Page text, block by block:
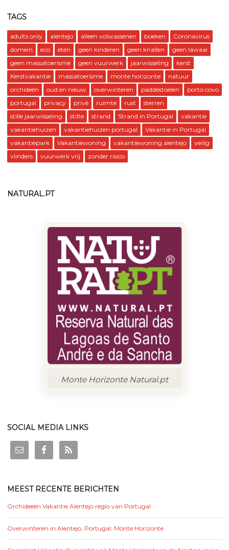
TAGS
adults only alentejo alleen volwassenen boeken
Coronavirus
domein
eco eten geen kinderen geen knallen
geen lawaai
geen massatoerisme
geen vuurwerk jaarwisseling
kerst
Kerstvakantie
massatoerisme monte horizonte
natuur
orchideën
oud en nieuw overwinteren paddestoelen
porto covo
portugal
privacy privé ruimte rust
sterren
stille jaarwisseling
stilte strand Strand in Portugal
vakantie
vakantiehuizen
vakantiehuizen portugal
Vakantie in Portugal
vakantiepark
Vakantiewoning vakantiewoning alentejo
veilig
vlinders
vuurwerk vrij zonder risico
NATURAL.PT
Monte Horizonte Natural.pt
SOCIAL MEDIA LINKS
MEEST RECENTE BERICHTEN
Orchideeën Vakantie Alentejo regio van Portugal
Overwinteren in Alentejo, Portugal: Monte Horizonte